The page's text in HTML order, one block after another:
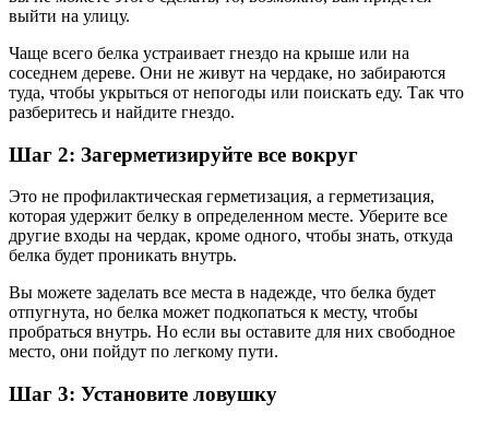
выйти на улицу.
Чаще всего белка устраивает гнездо на крыше или на
соседнем дереве. Они не живут на чердаке, но забираются
туда, чтобы укрыться от непогоды или поискать еду. Так что
разберитесь и найдите гнездо.
Шаг 2: Загерметизируйте все вокруг
Это не профилактическая герметизация, а герметизация,
которая удержит белку в определенном месте. Уберите все
другие входы на чердак, кроме одного, чтобы знать, откуда
белка будет проникать внутрь.
Вы можете заделать все места в надежде, что белка будет
отпугнута, но белка может подкопаться к месту, чтобы
пробраться внутрь. Но если вы оставите для них свободное
место, они пойдут по легкому пути.
Шаг 3: Установите ловушку